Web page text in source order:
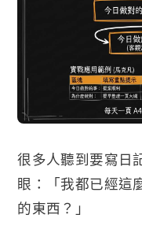
很多人聽到要寫日
眼：「我都已經這
的東西？」